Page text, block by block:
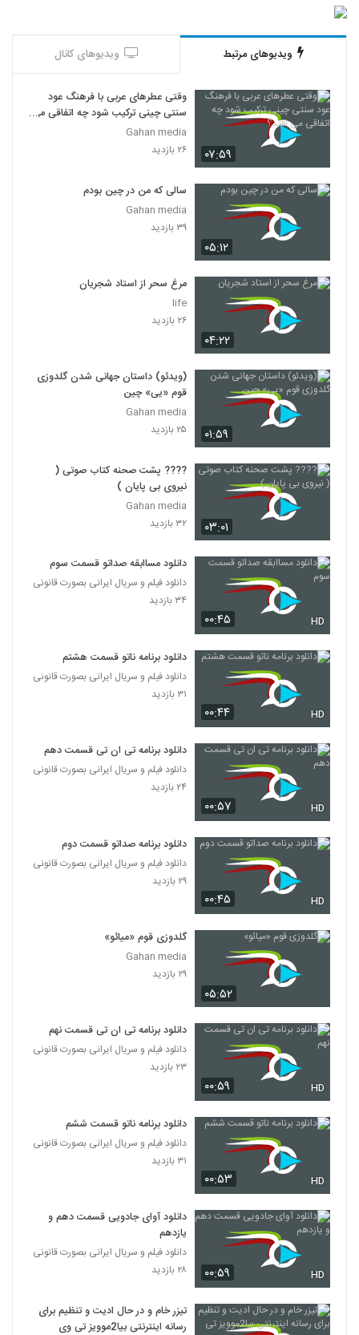
ویدیوهای مرتبط ویدیوهای کانال
۰۷:۵۹
وقتی عطرهای عربی با فرهنگ عود
سنتی چینی ترکیب شود چه اتفاقی می
افتد؟
Gahan media
۲۶ بازدید
۰۵:۱۲
سالی که من در چین بودم
Gahan media
۳۹ بازدید
۰۴:۲۲
مرغ سحر از استاد شجریان
life
۲۶ بازدید
۰۱:۵۹
(ویدئو) داستان جهانی شدن گلدوزی
قوم «یی» چین
Gahan media
۲۵ بازدید
۰۳:۰۱
???? پشت صحنه کتاب صوتی (
نیروی بی پایان )
Gahan media
۳۲ بازدید
۰۰:۴۵ HD
دانلود مساابقه صداتو قسمت سوم
دانلود فیلم و سریال ایرانی بصورت قانونی
۳۴ بازدید
۰۰:۴۴ HD
دانلود برنامه ناتو قسمت هشتم
دانلود فیلم و سریال ایرانی بصورت قانونی
۳۱ بازدید
۰۰:۵۷ HD
دانلود برنامه تی ان تی قسمت دهم
دانلود فیلم و سریال ایرانی بصورت قانونی
۲۴ بازدید
۰۰:۴۵ HD
دانلود برنامه صداتو قسمت دوم
دانلود فیلم و سریال ایرانی بصورت قانونی
۲۹ بازدید
۰۵:۵۲
گلدوزی قوم «میائو»
Gahan media
۲۹ بازدید
۰۰:۵۹ HD
دانلود برنامه تی ان تی قسمت نهم
دانلود فیلم و سریال ایرانی بصورت قانونی
۲۳ بازدید
۰۰:۵۳ HD
دانلود برنامه ناتو قسمت ششم
دانلود فیلم و سریال ایرانی بصورت قانونی
۳۱ بازدید
۰۰:۵۹ HD
دانلود آوای جادویی قسمت دهم و
یازدهم
دانلود فیلم و سریال ایرانی بصورت قانونی
۲۸ بازدید
تیزر خام و در حال ادیت و تنظیم برای
رسانه اینترنتی بیا2موویز تی وی